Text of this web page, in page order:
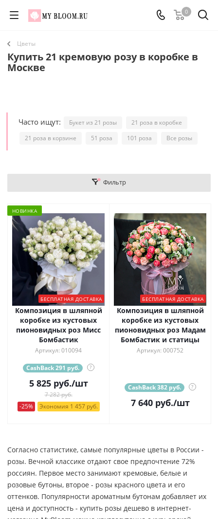
0
Цветы
Купить 21 кремовую розу в коробке в
Москве
Часто ищут: Букет из 21 розы
21 роза в коробке
21 роза в корзине
51 роза 101 роза Все розы
Фильтр
НОВИНКА
БЕСПЛАТНАЯ ДОСТАВКА
Композиция в шляпной
коробке из кустовых
пионовидных роз Мисс
Бомбастик
Артикул: 010094
CashBack 291 руб. ?
5 825руб./шт
7 282 руб.
-25%
Экономия 1 457 руб.
БЕСПЛАТНАЯ ДОСТАВКА
Композиция в шляпной
коробке из кустовых
пионовидных роз Мадам
Бомбастик и статицы
Артикул: 000752
CashBack 382 руб. ?
7 640руб./шт
Согласно статистике, самые популярные цветы в России -
розы. Вечной классике отдают свое предпочтение 72%
россиян. Первое место занимают кремовые, белые и
розовые бутоны, второе - розы красного цвета и его
оттенков. Популярности ароматным бутонам добавляет их
цена и доступность - купить розы дешево в интернет-